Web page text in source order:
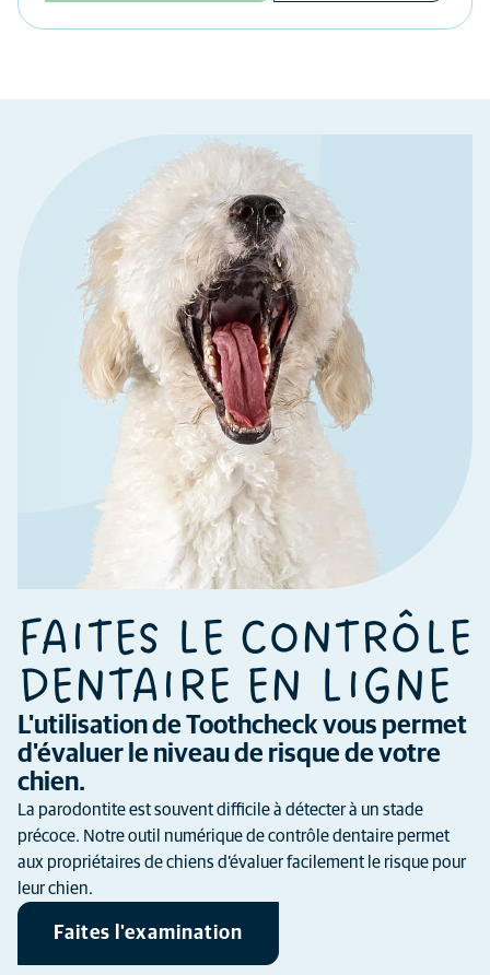
FAITES LE CONTRÔLE
DENTAIRE EN LIGNE
L'utilisation de Toothcheck vous permet
d'évaluer le niveau de risque de votre
chien.
La parodontite est souvent difficile à détecter à un stade
précoce. Notre outil numérique de contrôle dentaire permet
aux propriétaires de chiens d’évaluer facilement le risque pour
leur chien.
Faites l'examination